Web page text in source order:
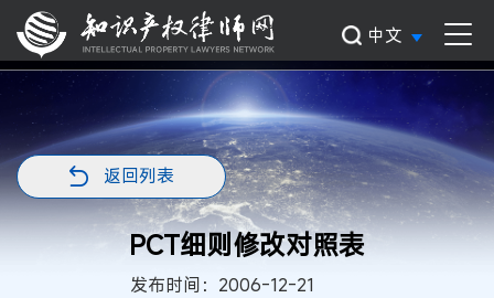
中文
返回列表
PCT细则修改对照表
发布时间：2006-12-21